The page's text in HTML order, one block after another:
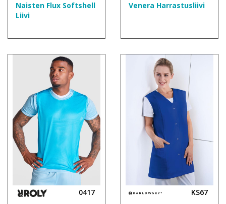
Naisten Flux Softshell
Liivi
Venera Harrastusliivi
0417
KS67